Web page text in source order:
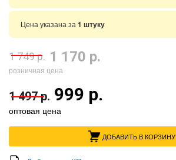
Цена указана за 1 штуку
1 749 р. 1 170 р.
розничная цена
1 497 р. 999 р.
оптовая цена
ДОБАВИТЬ В КОРЗИНУ